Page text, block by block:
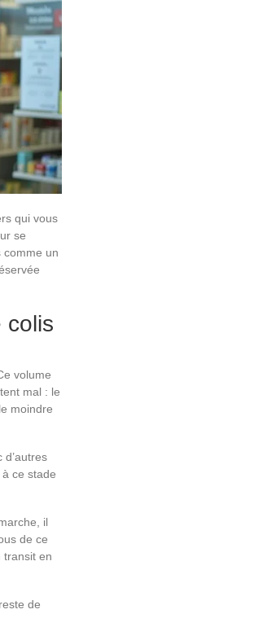
qui vous
se
comme un
colis
volume
mal : le
moindre
ce stade
il
de ce
transit en
de